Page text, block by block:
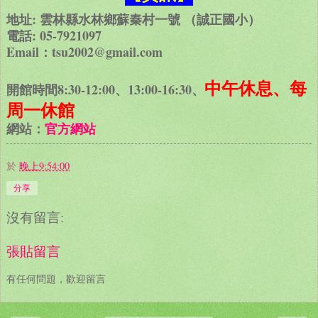
地址: 雲林縣水林鄉蘇秦村一號 （誠正國小）
電話: 05-7921097
Email：tsu2002@gmail.com
開館時間8:30-12:00、13:00-16:30、 中午休息、每
周一休館
網站： 官方網站
於 晚上9:54:00
分享
沒有留言:
張貼留言
有任何問題，歡迎留言